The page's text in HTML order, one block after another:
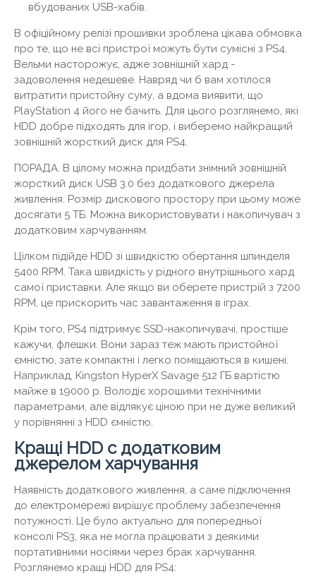
вбудованих USB-хабів.
В офіційному релізі прошивки зроблена цікава обмовка
про те, що не всі пристрої можуть бути сумісні з PS4.
Вельми насторожує, адже зовнішній хард -
задоволення недешеве. Навряд чи б вам хотілося
витратити пристойну суму, а вдома виявити, що
PlayStation 4 його не бачить. Для цього розглянемо, які
HDD добре підходять для ігор, і виберемо найкращий
зовнішній жорсткий диск для PS4.
ПОРАДА. В цілому можна придбати знімний зовнішній
жорсткий диск USB 3.0 без додаткового джерела
живлення. Розмір дискового простору при цьому може
досягати 5 ТБ. Можна використовувати і накопичувач з
додатковим харчуванням.
Цілком підійде HDD зі швидкістю обертання шпинделя
5400 RPM. Така швидкість у рідного внутрішнього хард
самої приставки. Але якщо ви оберете пристрій з 7200
RPM, це прискорить час завантаження в іграх.
Крім того, PS4 підтримує SSD-накопичувачі, простіше
кажучи, флешки. Вони зараз теж мають пристойної
ємністю, зате компактні і легко поміщаються в кишені.
Наприклад, Kingston HyperX Savage 512 ГБ вартістю
майже в 19000 р. Володіє хорошими технічними
параметрами, але відлякує ціною при не дуже великий
у порівнянні з HDD ємністю.
Кращі HDD c додатковим
джерелом харчування
Наявність додаткового живлення, а саме підключення
до електромережі вирішує проблему забезпечення
потужності. Це було актуально для попередньої
консолі PS3, яка не могла працювати з деякими
портативними носіями через брак харчування.
Розглянемо кращі HDD для PS4: